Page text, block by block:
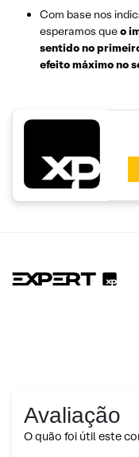
Com base nos
esperamos queo
sentido no
efeito máximo no
Avaliação
O quão foi útil este